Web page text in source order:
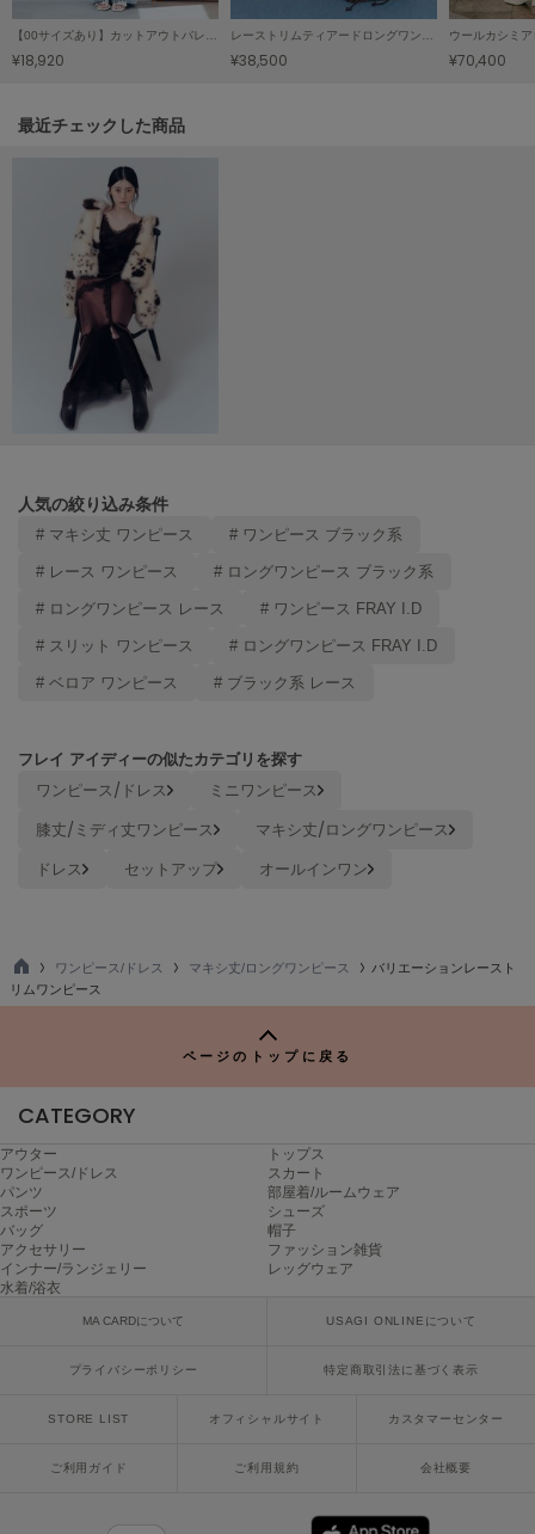
LILY BROWN Lingerie
リリーブラウンランジェリー
made of Organics
メイドオブオーガニクス
MICHU COQUETTE
ミチュ コケット
MIESROHE
ミースロエ
miies miim
ミーエスミーム
ミラオーウェン
MOIGE
モワージュ
MUCHA
nezu
ナイキ
null.
ヌル
オン
Onitsuka Tiger
オニツカ タイガー
ORGUE
オルグ
PATRICK
【00サイズあり】カットアウトバレルデニムパンツ
¥18,920
レーストリムティアードロングワンピース
¥38,500
ウールカシミ
¥70,400
関連記事
最近チェックした商品
人気の絞り込み条件
# マキシ丈 ワンピース # ワンピース ブラック系
# レース ワンピース # ロングワンピース ブラック系
# ロングワンピース レース # ワンピース FRAY I.D
# スリット ワンピース # ロングワンピース FRAY I.D
# ベロア ワンピース # ブラック系 レース
フレイ アイディーの似たカテゴリを探す
ワンピース/ドレス
ミニワンピース
膝丈/ミディ丈ワンピース
マキシ丈/ロングワンピース
ドレス
セットアップ オールインワン
TO
P
ワンピース/ドレス マキシ丈/ロングワンピース
バリエーションレースト
リムワンピース
ページのトップに戻る
CATEGORY
アウター
トップス
ワンピース/ドレス
スカート
パンツ
部屋着/ルームウェア
スポーツ
シューズ
バッグ
帽子
アクセサリー
ファッション雑貨
インナー/ランジェリー
レッグウェア
水着/浴衣
MA CARDについて USAGI ONLINEについて
プライバシーポリシー 特定商取引法に基づく表示
STORE LIST オフィシャルサイト カスタマーセンター
ご利用ガイド ご利用規約 会社概要